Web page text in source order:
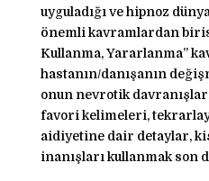
uyguladığı ve hipnoz
önemli kavramlardan
Kullanma, Yararlanma”
hastanın/danışanın
onun nevrotik
favori kelimeleri,
aidiyetine dair detaylar,
inanışları kullanmak son